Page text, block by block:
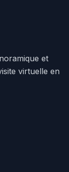
et
virtuelle en